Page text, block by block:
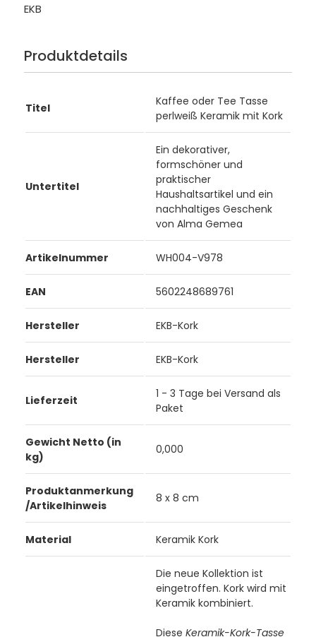
EKB
Produktdetails
Titel
Kaffee oder Tee Tasse
perlweiß Keramik mit Kork
Untertitel
Ein dekorativer,
formschöner und
praktischer
Haushaltsartikel und ein
nachhaltiges Geschenk
von Alma Gemea
Artikelnummer WH004-V978
EAN 5602248689761
Hersteller EKB-Kork
Hersteller EKB-Kork
Lieferzeit
1 - 3 Tage bei Versand als
Paket
Gewicht Netto (in
kg)
0,000
Produktanmerkung
/Artikelhinweis
8 x 8 cm
Material Keramik Kork
Die neue Kollektion ist
eingetroffen. Kork wird mit
Keramik kombiniert.
Diese Keramik-Kork-Tasse